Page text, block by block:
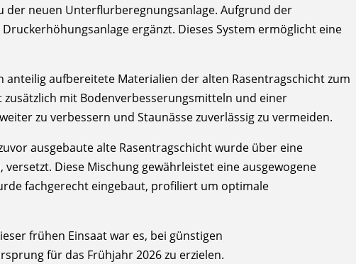
der neuen Unterflurberegnungsanlage. Aufgrund der
ergänzt. Dieses System ermöglicht eine
aufbereitete Materialien der alten Rasentragschicht zum
mit Bodenverbesserungsmitteln und einer
zu verbessern und Staunässe zuverlässig zu vermeiden.
ausgebaute alte Rasentragschicht wurde über eine
Diese Mischung gewährleistet eine ausgewogene
fachgerecht eingebaut, profiliert um optimale
frühen Einsaat war es, bei günstigen
für das Frühjahr 2026 zu erzielen.